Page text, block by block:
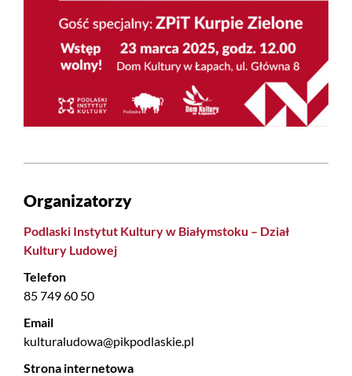
Organizatorzy
Podlaski Instytut Kultury w Białymstoku – Dział
Kultury Ludowej
Telefon
85 749 60 50
Email
kulturaludowa@pikpodlaskie.pl
Strona internetowa